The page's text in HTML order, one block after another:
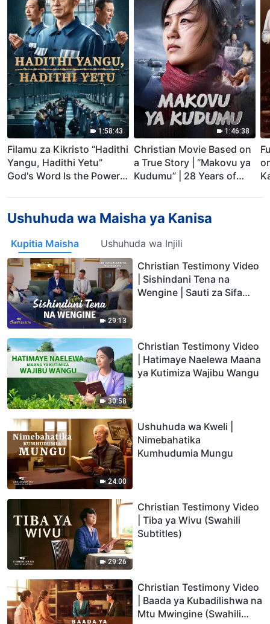
1:58:43
Filamu za Kikristo “Hadithi
Yangu, Hadithi Yetu”
God's Word Is the Power
1:46:38
Christian Movie Based on
a True Story | “Makovu ya
Kudumu” | 28 Years of
Ushuhuda wa Maisha ya Kanisa
Kupitia Maisha Ushuhuda wa Injili
29:13
Christian Testimony Video
| Sishindani Tena na
Wengine | Sauti za Sifa
30:58
Christian Testimony Video
| Hatimaye Naelewa Maana
ya Kutimiza Wajibu Wangu
24:00
Ushuhuda wa Kweli |
Nimebahatika
Kumhudumia Mungu
29:26
Christian Testimony Video
| Tiba ya Wivu (Swahili
Subtitles)
Christian Testimony Video
| Baada ya Kubadilishwa na
Mtu Mwingine (Swahili